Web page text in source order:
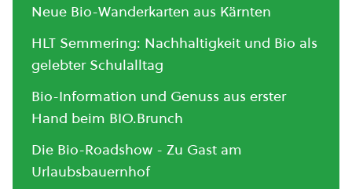
Neue Bio-Wanderkarten aus Kärnten
HLT Semmering: Nachhaltigkeit und Bio als
gelebter Schulalltag
Bio-Information und Genuss aus erster
Hand beim BIO.Brunch
Die Bio-Roadshow - Zu Gast am
Urlaubsbauernhof